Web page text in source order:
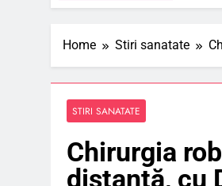
Home Stiri sanatate
STIRI SANATATE
Chirurgia
distanță, cu